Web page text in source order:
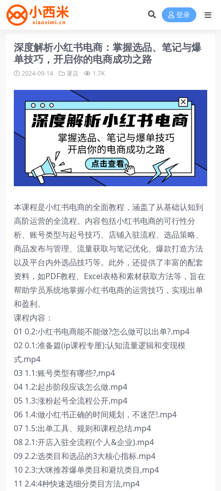
登录
深度解析小红书电商：掌握选品、笔记与爆
单技巧，开启你的电商成功之路
2024-09-14 署店 1.7K
本课程是小红书电商的全面教程，涵盖了从基础认知到
高阶运营的全流程。内容包括小红书电商的可行性分
析、账号类型与起号技巧、店铺入驻流程、选品策略、
商品发布与管理、流量获取与笔记优化、爆款打造方法
以及平台内外选品技巧等。此外，还提供了丰富的配套
资料，如PDF教程、Excel表格和素材获取方法等，旨在
帮助学员系统地掌握小红书电商的运营技巧，实现出单
和盈利。
课程内容：
01 0.2:小红书电商能不能做?怎么做可以出单?.mp4
02 0.1:准备篇(ip课程专厘):认知流量逻辑和变现模
式.mp4
03 1.1:账号类型有哪些?,mp4
04 1.2:起步阶段应该怎么做.mp4
05 1.3:涨粉起号全流程公开,mp4
06 1.4:做小红书正确的时间规划，不迷茫!.mp4
07 1.5:出单工具、规则和课程总结.mp4
08 2.1:开店入驻全流程(个人&企业).mp4
09 2.2:选类目和选品的3大核心指标.mp4
10 2.3:大咪推荐爆单类目和避坑类目,mp4
11 2.4:4种快速选细分类目方法,mp4